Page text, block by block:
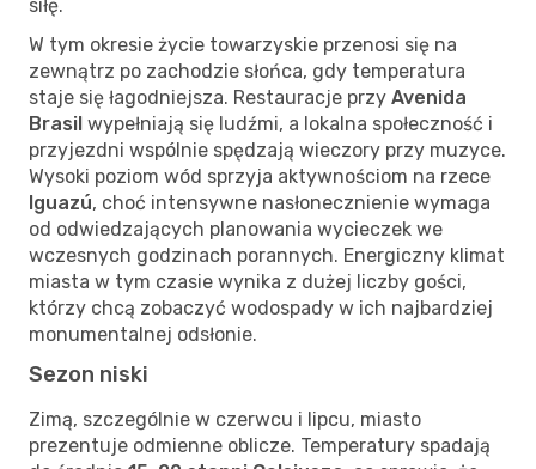
siłę.
W tym okresie życie towarzyskie przenosi się na
zewnątrz po zachodzie słońca, gdy temperatura
staje się łagodniejsza. Restauracje przy Avenida
Brasil wypełniają się ludźmi, a lokalna społeczność i
przyjezdni wspólnie spędzają wieczory przy muzyce.
Wysoki poziom wód sprzyja aktywnościom na rzece
Iguazú, choć intensywne nasłonecznienie wymaga
od odwiedzających planowania wycieczek we
wczesnych godzinach porannych. Energiczny klimat
miasta w tym czasie wynika z dużej liczby gości,
którzy chcą zobaczyć wodospady w ich najbardziej
monumentalnej odsłonie.
Sezon niski
Zimą, szczególnie w czerwcu i lipcu, miasto
prezentuje odmienne oblicze. Temperatury spadają